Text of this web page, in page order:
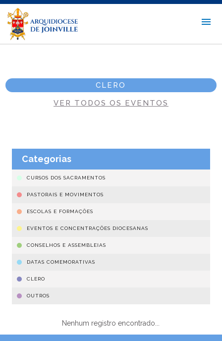
CLERO
VER TODOS OS EVENTOS
Categorias
CURSOS DOS SACRAMENTOS
PASTORAIS E MOVIMENTOS
ESCOLAS E FORMAÇÕES
EVENTOS E CONCENTRAÇÕES DIOCESANAS
CONSELHOS E ASSEMBLEIAS
DATAS COMEMORATIVAS
CLERO
OUTROS
Nenhum registro encontrado...